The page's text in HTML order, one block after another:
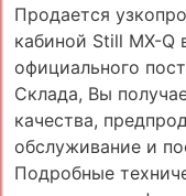
Продается
кабиной Still MX-Q
официального
Склада, Вы
качества,
обслуживание и
Подробные